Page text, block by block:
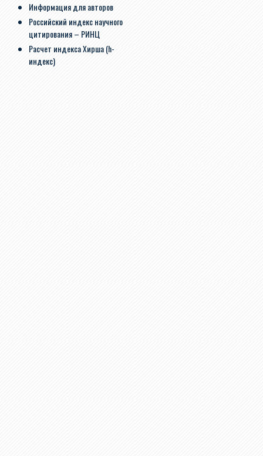
Информация для авторов
Российский индекс научного
цитирования – РИНЦ
Расчет индекса Хирша (h-
индекс)